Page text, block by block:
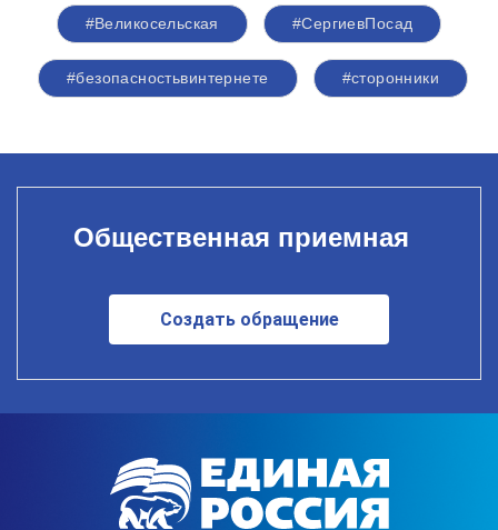
#Великосельская #СергиевПосад
#безопасностьвинтернете #сторонники
Общественная приемная
Создать обращение